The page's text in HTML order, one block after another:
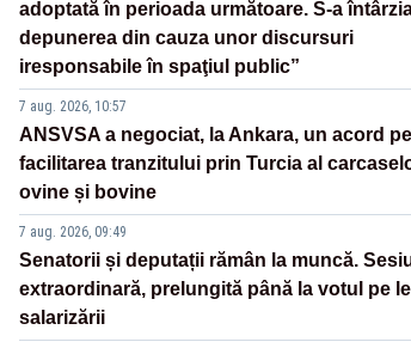
adoptată în perioada următoare. S-a
depunerea din cauza unor discursuri
iresponsabile în spaţiul public”
7 aug. 2026, 10:57
ANSVSA a negociat, la Ankara, un acord
facilitarea tranzitului prin Turcia al
ovine și bovine
7 aug. 2026, 09:49
Senatorii și deputații rămân la muncă.
extraordinară, prelungită până la votul pe
salarizării